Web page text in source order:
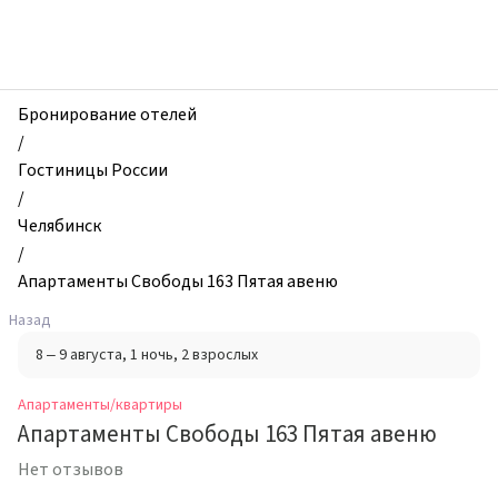
и
квартиры,
Апартаменты
Свободы
163
Пятая
авеню,
Челябинск,
Россия
Бронирование отелей
/
Гостиницы России
/
Челябинск
/
Апартаменты Свободы 163 Пятая авеню
Назад
8 – 9 августа, 1 ночь, 2 взрослых
Апартаменты/квартиры
Апартаменты Свободы 163 Пятая авеню
Нет отзывов